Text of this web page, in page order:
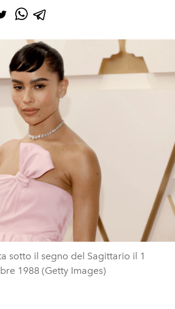
sotto il segno del Sagittario il 1
1988 (Getty Images)